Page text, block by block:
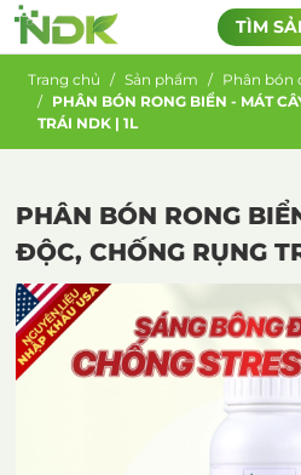
TÌM
Trang chủ Sản phẩm
Phân bón
PHÂN BÓN RONG BIỂN - MÁT
TRÁI NDK | 1L
PHÂN BÓN RONG
ĐỘC, CHỐNG RỤNG